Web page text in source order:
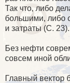
Так что, либо
большими, либо
и затраты (С. 23).
Без нефти
совсем иной
Главный вектор